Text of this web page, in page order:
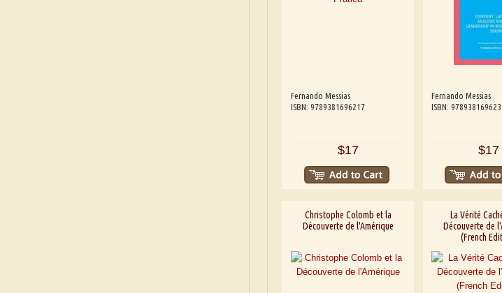
Fernando Messias
ISBN: 9789381696217
$17
Fernando Messias
ISBN:
$17
Christophe Colomb et la
Découverte de l'Amérique
La Vérité
Découverte de
(French